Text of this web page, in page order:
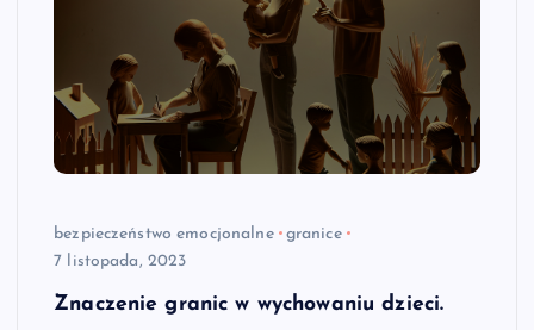
bezpieczeństwo emocjonalne
granice
7 listopada, 2023
Znaczenie granic w wychowaniu dzieci.